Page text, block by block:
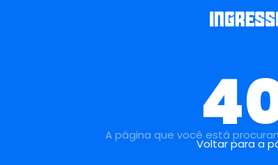
A página que você está
Voltar para a